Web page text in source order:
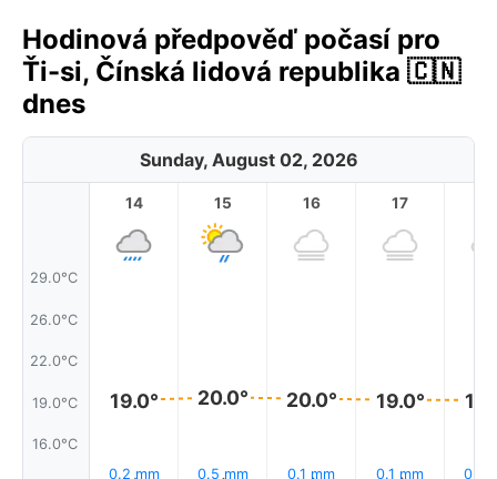
Hodinová předpověď počasí pro
Ťi-si, Čínská lidová republika 🇨🇳
dnes
Sunday, August 02, 2026
29.0°C
26.0°C
22.0°C
19.0°C
16.0°C
14
19.0°
0.2 mm
15
20.0°
0.5 mm
16
20.0°
0.1 mm
17
19.0°
0.1 mm 0.0